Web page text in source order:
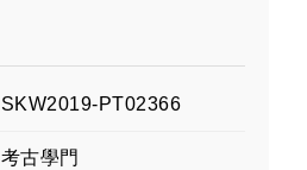
SKW2019-PT02366
考古學門